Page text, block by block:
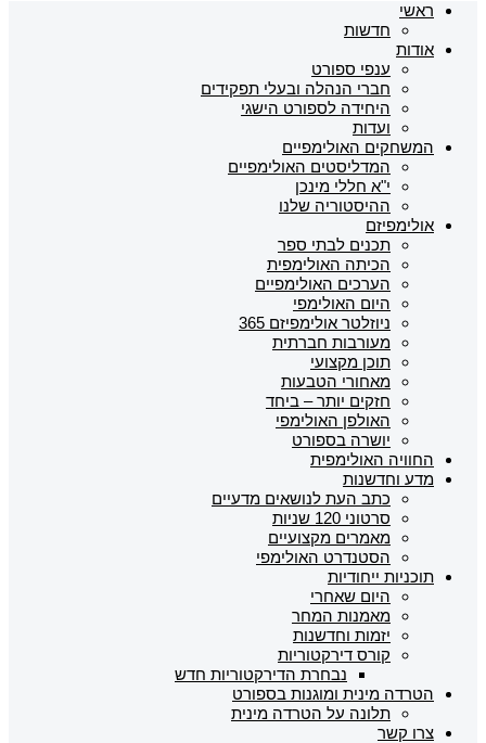
ראשי
חדשות
אודות
ענפי ספורט
חברי הנהלה ובעלי תפקידים
היחידה לספורט הישגי
ועדות
המשחקים האולימפיים
המדליסטים האולימפיים
י"א חללי מינכן
ההיסטוריה שלנו
אולימפיזם
תכנים לבתי ספר
הכיתה האולימפית
הערכים האולימפיים
היום האולימפי
ניוזלטר אולימפיזם 365
מעורבות חברתית
תוכן מקצועי
מאחורי הטבעות
חזקים יותר – ביחד
האולפן האולימפי
יושרה בספורט
החוויה האולימפית
מדע וחדשנות
כתב העת לנושאים מדעיים
סרטוני 120 שניות
מאמרים מקצועיים
הסטנדרט האולימפי
תוכניות ייחודיות
היום שאחרי
מאמנות המחר
יזמות וחדשנות
קורס דירקטוריות
נבחרת הדירקטוריות חדש
הטרדה מינית ומוגנות בספורט
תלונה על הטרדה מינית
צרו קשר